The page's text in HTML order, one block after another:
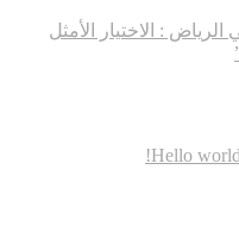
: الاختيار الأمثل
Hello world!